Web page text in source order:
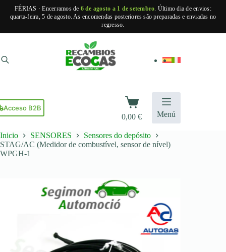
FÉRIAS · Encerramos de 6 de agosto a 1 de setembro. Último dia de envios:
quarta-feira, 5 de agosto. As encomendas posteriores são preparadas e enviadas no
regresso.
o
conteúdo
Acceso B2B
Carrinho
de
compras
0,00€ Menú
Inicio SENSORES
Sensores do depósito
STAG/AC (Medidor de combustível, sensor de nível)
WPGH-1